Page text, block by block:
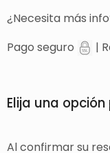
¿Necesita más
Pago seguro
|
Elija una
Al confirmar su